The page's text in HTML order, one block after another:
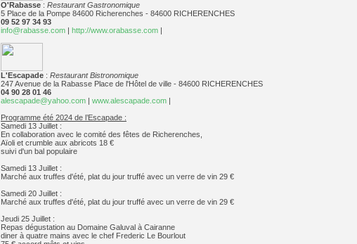
O'Rabasse : Restaurant Gastronomique
5 Place de la Pompe 84600 Richerenches - 84600 RICHERENCHES
09 52 97 34 93
info@rabasse.com | http://www.orabasse.com |
L'Escapade : Restaurant Bistronomique
247 Avenue de la Rabasse Place de l'Hôtel de ville - 84600 RICHERENCHES
04 90 28 01 46
alescapade@yahoo.com | www.alescapade.com |
Programme été 2024 de l’Escapade :
Samedi 13 Juillet :
En collaboration avec le comité des fêtes de Richerenches,
Aïoli et crumble aux abricots 18 €
suivi d'un bal populaire
Samedi 13 Juillet :
Marché aux truffes d'été, plat du jour truffé avec un verre de vin 29 €
Samedi 20 Juillet :
Marché aux truffes d'été, plat du jour truffé avec un verre de vin 29 €
Jeudi 25 Juillet :
Repas dégustation au Domaine Galuval à Cairanne
diner à quatre mains avec le chef Frederic Le Bourlout